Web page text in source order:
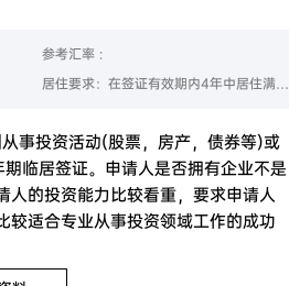
参考汇率 :
居住要求：在签证有效期内4年中居住满2年(24个月)
事投资活动(股票，房产，债券等)或
临居签证。申请人是否拥有企业不是
人的投资能力比较看重，要求申请人
较适合专业从事投资领域工作的成功